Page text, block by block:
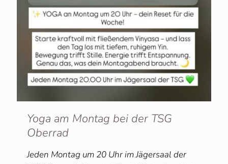
Yoga am Montag bei der TSG
Oberrad
Jeden Montag um 20 Uhr im Jägersaal der